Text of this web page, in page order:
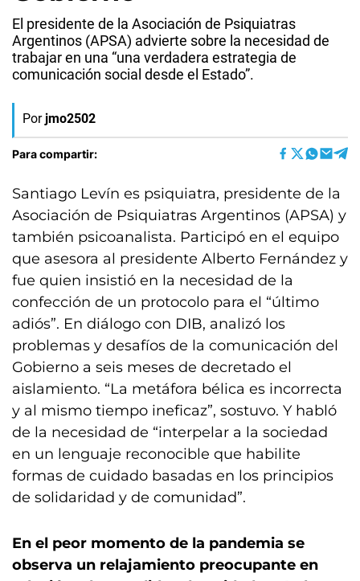
El presidente de la Asociación de Psiquiatras
Argentinos (APSA) advierte sobre la necesidad de
trabajar en una “una verdadera estrategia de
comunicación social desde el Estado”.
Por jmo2502
Para compartir:
Santiago Levín es psiquiatra, presidente de la
Asociación de Psiquiatras Argentinos (APSA) y
también psicoanalista. Participó en el equipo
que asesora al presidente Alberto Fernández y
fue quien insistió en la necesidad de la
confección de un protocolo para el “último
adiós”. En diálogo con DIB, analizó los
problemas y desafíos de la comunicación del
Gobierno a seis meses de decretado el
aislamiento. “La metáfora bélica es incorrecta
y al mismo tiempo ineficaz”, sostuvo. Y habló
de la necesidad de “interpelar a la sociedad
en un lenguaje reconocible que habilite
formas de cuidado basadas en los principios
de solidaridad y de comunidad”.
En el peor momento de la pandemia se
observa un relajamiento preocupante en